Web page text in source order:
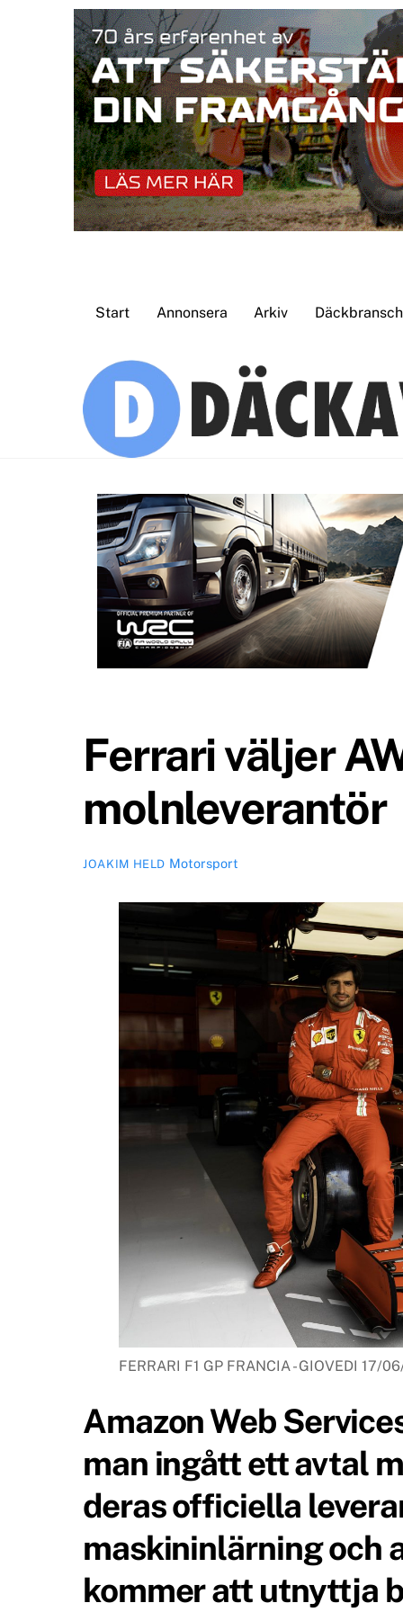
Start Annonsera Arkiv
Ferrari väljer
molnleverantör
JOAKIM HELD Motorsport
FERRARI F1 GP FRANCIA - GIOVEDI
Amazon Web
man ingått ett avtal
deras officiella
maskininlärning och
kommer att utnyttja